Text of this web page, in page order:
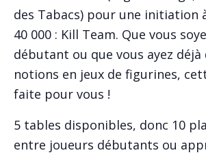
des Tabacs) pour une initiation
40 000 : Kill Team. Que vous
débutant ou que vous ayez déjà
notions en jeux de figurines,
faite pour vous !
5 tables disponibles, donc 10
entre joueurs débutants ou